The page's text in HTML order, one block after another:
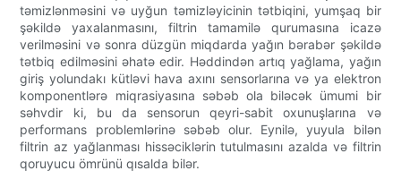
təmizlənməsini və uyğun təmizləyicinin tətbiqini, yumşaq bir
şəkildə yaxalanmasını, filtrin tamamilə qurumasına icazə
verilməsini və sonra düzgün miqdarda yağın bərabər şəkildə
tətbiq edilməsini əhatə edir. Həddindən artıq yağlama, yağın
giriş yolundakı kütləvi hava axını sensorlarına və ya elektron
komponentlərə miqrasiyasına səbəb ola biləcək ümumi bir
səhvdir ki, bu da sensorun qeyri-sabit oxunuşlarına və
performans problemlərinə səbəb olur. Eynilə, yuyula bilən
filtrin az yağlanması hissəciklərin tutulmasını azalda və filtrin
qoruyucu ömrünü qısalda bilər.